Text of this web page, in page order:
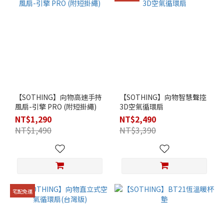
【SOTHING】向物高速手持
風扇-引擎 PRO (附短掛繩)
NT$1,290
NT$1,490
【SOTHING】向物智慧聲控
3D空氣循環扇
NT$2,490
NT$3,390
宅配免運